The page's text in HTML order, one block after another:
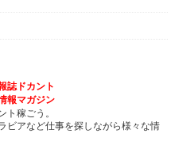
誌ドカント
報マガジン
稼ごう。
ビアなど仕事を探しながら様々な情